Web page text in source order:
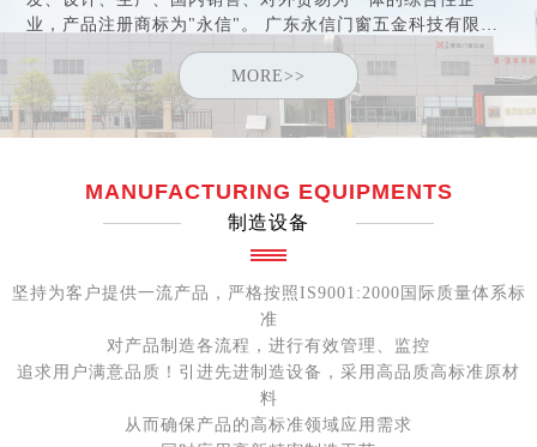
业，产品注册商标为"永信"。 广东永信门窗五金科技有限公
司于2005年取得"中国建筑金属结构协会"会员资格，于2006
年荣获"中国优秀绿色产品"证书及"中国消费者信得过产品"称
号。公司于2007年通过ISO9001:2000认证。2010年公司在肇
庆国家高新工业园区内建立规模宏大的铝门窗五金配件研发
MORE>>
MANUFACTURING EQUIPMENTS
制造设备
坚持为客户提供一流产品，严格按照IS9001:2000国际质量体系标
准
对产品制造各流程，进行有效管理、监控
追求用户满意品质！引进先进制造设备，采用高品质高标准原材
料
从而确保产品的高标准领域应用需求